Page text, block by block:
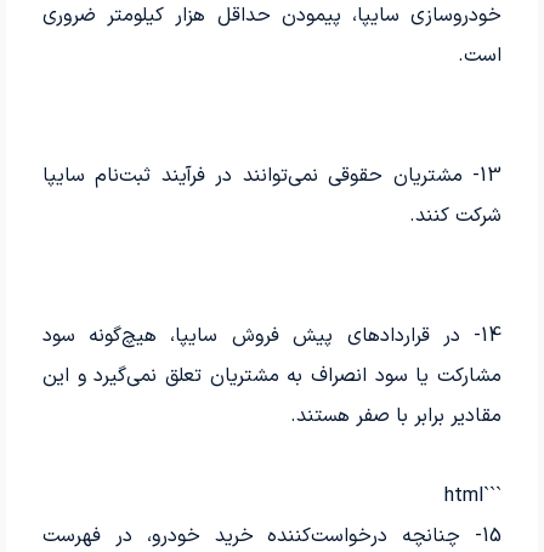
خودرو‌سازی سایپا، پیمودن حداقل هزار کیلومتر ضروری
است.
13- مشتریان حقوقی نمی‌توانند در فرآیند ثبت‌نام سایپا
شرکت کنند.
14- در قراردادهای پیش فروش سایپا، هیچ‌گونه سود
مشارکت یا سود انصراف به مشتریان تعلق نمی‌گیرد و این
مقادیر برابر با صفر هستند.
```html
15- چنانچه درخواست‌کننده خرید خودرو، در فهرست